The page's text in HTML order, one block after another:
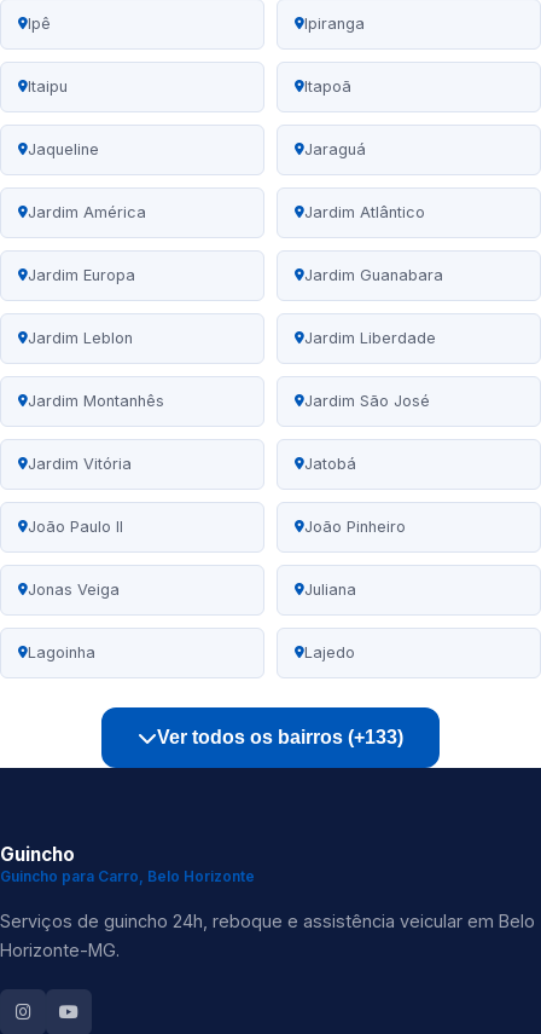
Ipê Ipiranga
Itaipu Itapoã
Jaqueline Jaraguá
Jardim América Jardim Atlântico
Jardim Europa Jardim Guanabara
Jardim Leblon Jardim Liberdade
Jardim Montanhês Jardim São José
Jardim Vitória Jatobá
João Paulo II João Pinheiro
Jonas Veiga Juliana
Lagoinha Lajedo
Ver todos os bairros (+133)
Guincho
Guincho para Carro, Belo Horizonte
Serviços de guincho 24h, reboque e assistência veicular em Belo
Horizonte-MG.